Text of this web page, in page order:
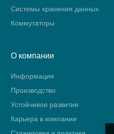
Системы хранения данных
Коммутаторы
О компании
Информация
Производство
Устойчивое развитие
Карьера в компании